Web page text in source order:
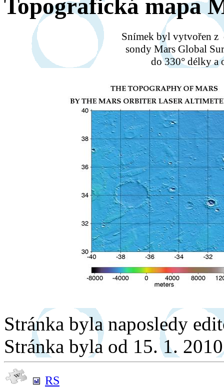
Topografická mapa
Snímek byl vytvořen z
sondy Mars Global
do 330° délky a
Stránka byla naposledy
Stránka byla od 15. 1.
RS